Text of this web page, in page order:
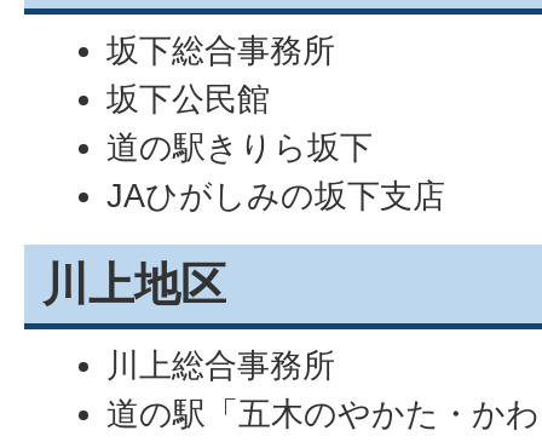
坂下総合事務所
坂下公民館
道の駅きりら坂下
JAひがしみの坂下支店
川上地区
川上総合事務所
道の駅「五木のやかた・か